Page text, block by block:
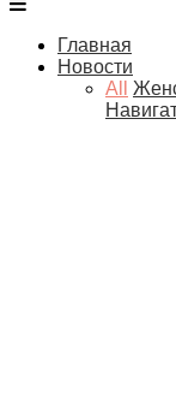
Главная
Новости
All